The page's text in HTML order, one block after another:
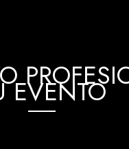
EVENTO